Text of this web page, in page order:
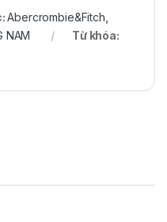
Abercrombie&Fitch
NAM
Từ khóa: